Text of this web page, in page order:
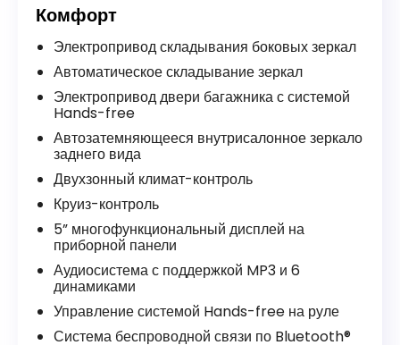
Комфорт
Электропривод складывания боковых зеркал
Автоматическое складывание зеркал
Электропривод двери багажника с системой
Hands-free
Автозатемняющееся внутрисалонное зеркало
заднего вида
Двухзонный климат-контроль
Круиз-контроль
5” многофункциональный дисплей на
приборной панели
Аудиосистема с поддержкой MP3 и 6
динамиками
Управление системой Hands-free на руле
Система беспроводной связи по Bluetooth®